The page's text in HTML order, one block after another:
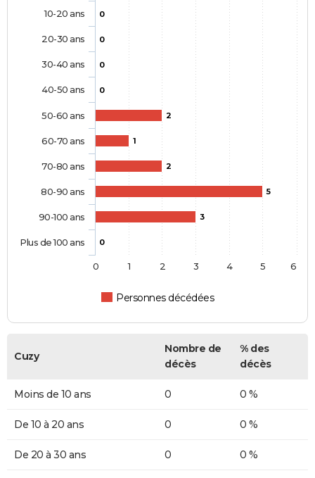
0
0
0
0
2
1
2
5
3
0
Personnes décédées
10-20 ans
20-30 ans
30-40 ans
40-50 ans
50-60 ans
60-70 ans
70-80 ans
80-90 ans
90-100 ans
Plus de 100 ans
0 1 2 3 4 5 6
Cuzy
Nombre de
décès
% des
décès
Moins de 10 ans 0 0 %
De 10 à 20 ans 0 0 %
De 20 à 30 ans 0 0 %